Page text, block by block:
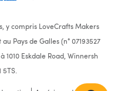
y compris LoveCrafts Makers
Pays de Galles (n° 07193527
1010 Eskdale Road, Winnersh